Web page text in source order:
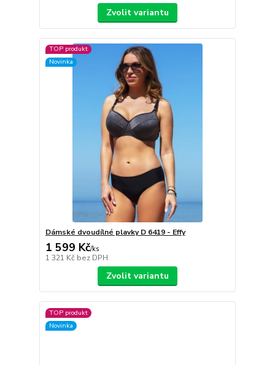
Zvolit variantu
TOP produkt
Novinka
Dámské dvoudílné plavky D 6419 - Effy
1 599 Kč/ks
1 321 Kč bez DPH
Zvolit variantu
TOP produkt
Novinka